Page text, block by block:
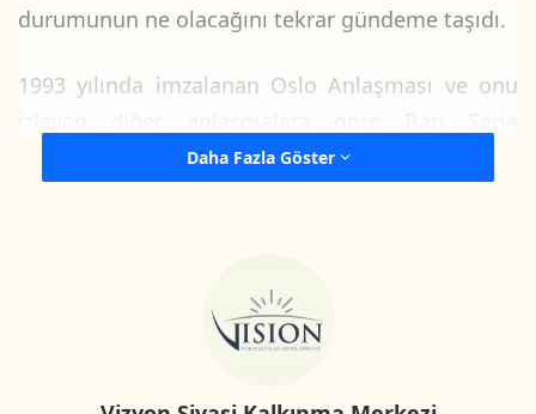
durumunun ne olacağını tekrar gündeme taşıdı.
1993 yılında imzalanan Oslo Anlaşması ve onu
sınırlarındaki yetkilerin Filistin Yönetimine
İsrail’le yapılan bu anlaşmalar, işgal altındaki
Filistin halkı konusunda İsrail hükümetine geniş
Daha Fazla Göster